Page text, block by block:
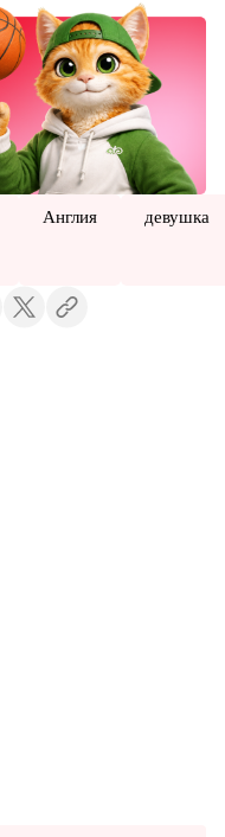
Англия девушка